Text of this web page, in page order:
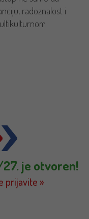
radoznalost i
je otvoren!
prijavite »